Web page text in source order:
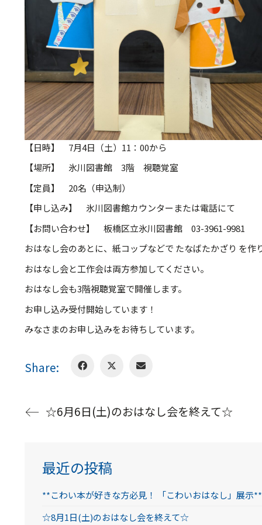
【日時】 7月4日（土）11：00から
【場所】 氷川図書館 3階 視聴覚室
【定員】 20名（申込制）
【申し込み】 氷川図書館カウンターまたは電話にて
【お問い合わせ】 板橋区立氷川図書館 03-3961-9981
おはなし会のあとに、紙コップなどで たなばたかざり を作
おはなし会と工作会は両方参加してください。
おはなし会も3階視聴覚室で開催します。
お申し込み受付開始しています！
みなさまのお申し込みをお待ちしています。
Share:
☆6月6日(土)のおはなし会を終えて☆
最近の投稿
**こわい本が好きな方必見！ 「こわいおはなし」展示**
☆8月1日(土)のおはなし会を終えて☆